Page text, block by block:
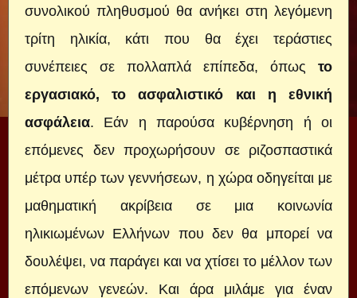
συνολικού πληθυσμού θα ανήκει στη λεγόμενη
τρίτη ηλικία, κάτι που θα έχει τεράστιες
συνέπειες σε πολλαπλά επίπεδα, όπως το
εργασιακό, το ασφαλιστικό και η εθνική
ασφάλεια. Εάν η παρούσα κυβέρνηση ή οι
επόμενες δεν προχωρήσουν σε ριζοσπαστικά
μέτρα υπέρ των γεννήσεων, η χώρα οδηγείται με
μαθηματική ακρίβεια σε μια κοινωνία
ηλικιωμένων Ελλήνων που δεν θα μπορεί να
δουλέψει, να παράγει και να χτίσει το μέλλον των
επόμενων γενεών. Και άρα μιλάμε για έναν